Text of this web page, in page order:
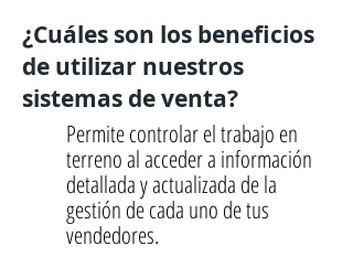
¿Cuáles son los beneficios
de utilizar nuestros
sistemas de venta?
Permite controlar el trabajo en
terreno al acceder a información
detallada y actualizada de la
gestión de cada uno de tus
vendedores.